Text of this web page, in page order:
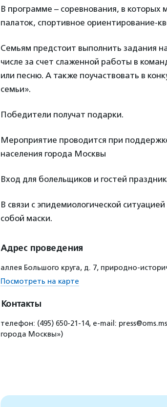
В программе – соревнования, в которых
палаток, спортивное ориентирование-
Семьям предстоит выполнить задания
числе за счет слаженной работы в
или песню. А также поучаствовать в
семьи».
Победители получат подарки.
Мероприятие проводится при
населения города Москвы
Вход для болельщиков и гостей
В связи с эпидемиологической
собой маски.
Адрес проведения
аллея Большого круга, д. 7, природно-
Посмотреть на карте
Контакты
телефон: (495) 650-21-14, е-mail:
города Москвы»)